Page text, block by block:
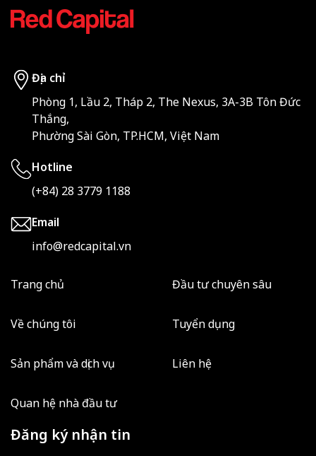
Địa chỉ
Phòng 1, Lầu 2, Tháp 2, The Nexus, 3A-3B Tôn Đức
Thắng,
Phường Sài Gòn, TP.HCM, Việt Nam
Hotline
(+84) 28 3779 1188
Email
info@redcapital.vn
Trang chủ
Về chúng tôi
Sản phẩm và dịch vụ
Quan hệ nhà đầu tư
Đầu tư chuyên sâu
Tuyển dụng
Liên hệ
Đăng ký nhận tin